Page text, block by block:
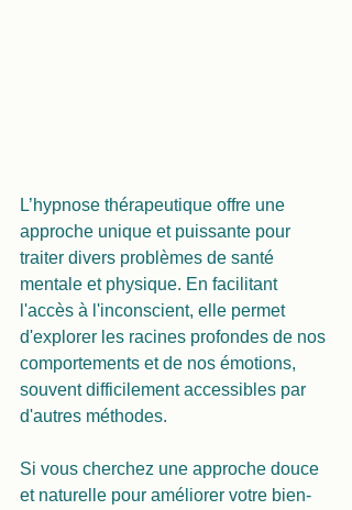
L’hypnose thérapeutique offre une
approche unique et puissante pour
traiter divers problèmes de santé
mentale et physique. En facilitant
l'accès à l'inconscient, elle permet
d'explorer les racines profondes de nos
comportements et de nos émotions,
souvent difficilement accessibles par
d'autres méthodes.
Si vous cherchez une approche douce
et naturelle pour améliorer votre bien-